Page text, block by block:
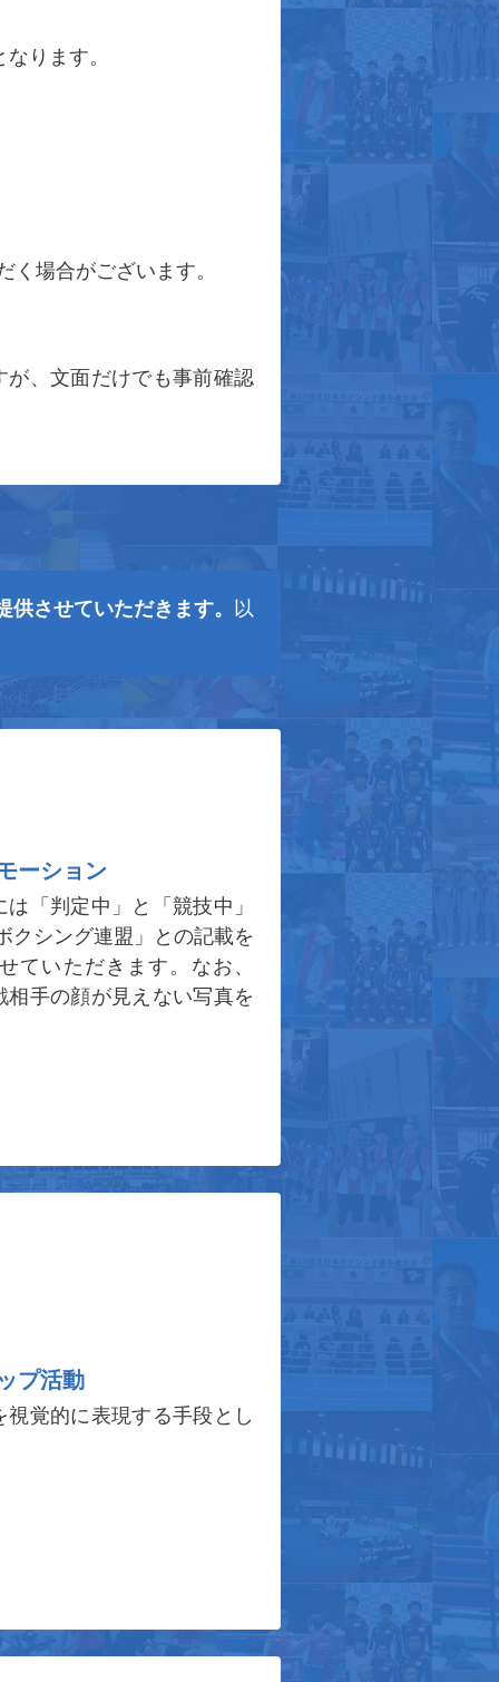
ります。
場合がございます。
、文面だけでも事前確認
させていただきます。 以
ーション
「判定中」と「競技中」
クシング連盟」との記載を
ていただきます。なお、
手の顔が見えない写真を
プ活動
覚的に表現する手段とし